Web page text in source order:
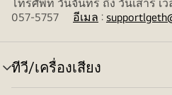
โทรศัพท์ วันจันทร์ ถึง วันเสาร์ เ
057-5757 อีเมล :
ทีวี/เครื่องเสียง
สลับ
เมนู